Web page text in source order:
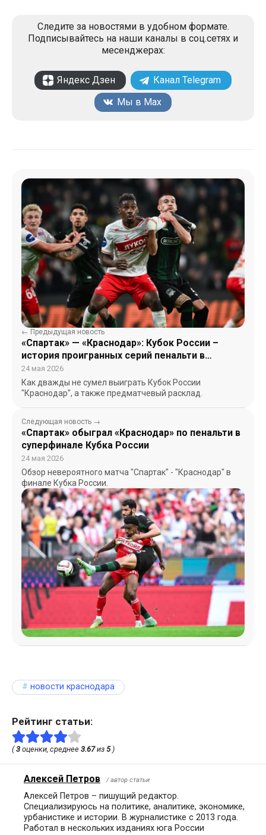
Следите за новостями в удобном формате.
Подписывайтесь на наши каналы в соц.сетях и
месенджерах:
Яндекс Дзен
Канал Telegram
Мы в Max
← Предыдущая новость
«Спартак» — «Краснодар»: Кубок России –
история проигранных серий пенальти в
финалах для «быков»
24 мая 2026
Как дважды не сумел выиграть Кубок России
"Краснодар", а также предматчевый расклад.
Следующая новость →
«Спартак» обыграл «Краснодар» по пенальти в
суперфинале Кубка России
24 мая 2026
Обзор невероятного матча "Спартак" - "Краснодар" в
финале Кубка России.
новости краснодара
Рейтинг статьи:
(3 оценки, среднее 3.67из 5)
Алексей Петров / автор статьи
Алексей Петров – пишущий редактор.
Специализируюсь на политике, аналитике, экономике,
урбанистике и истории. В журналистике с 2013 года.
Работал в нескольких изданиях юга России